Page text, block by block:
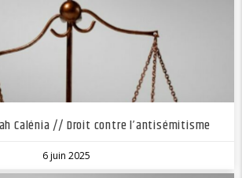
Calénia // Droit contre l’antisémitisme
6 juin 2025